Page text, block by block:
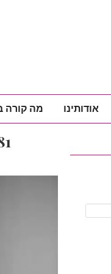
אודותינו מה קורה